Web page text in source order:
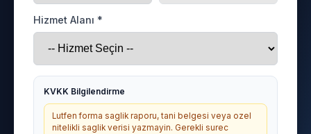
Hizmet Alanı *
KVKK Bilgilendirme
Lutfen forma saglik raporu, tani belgesi veya ozel
nitelikli saglik verisi yazmayin. Gerekli surec